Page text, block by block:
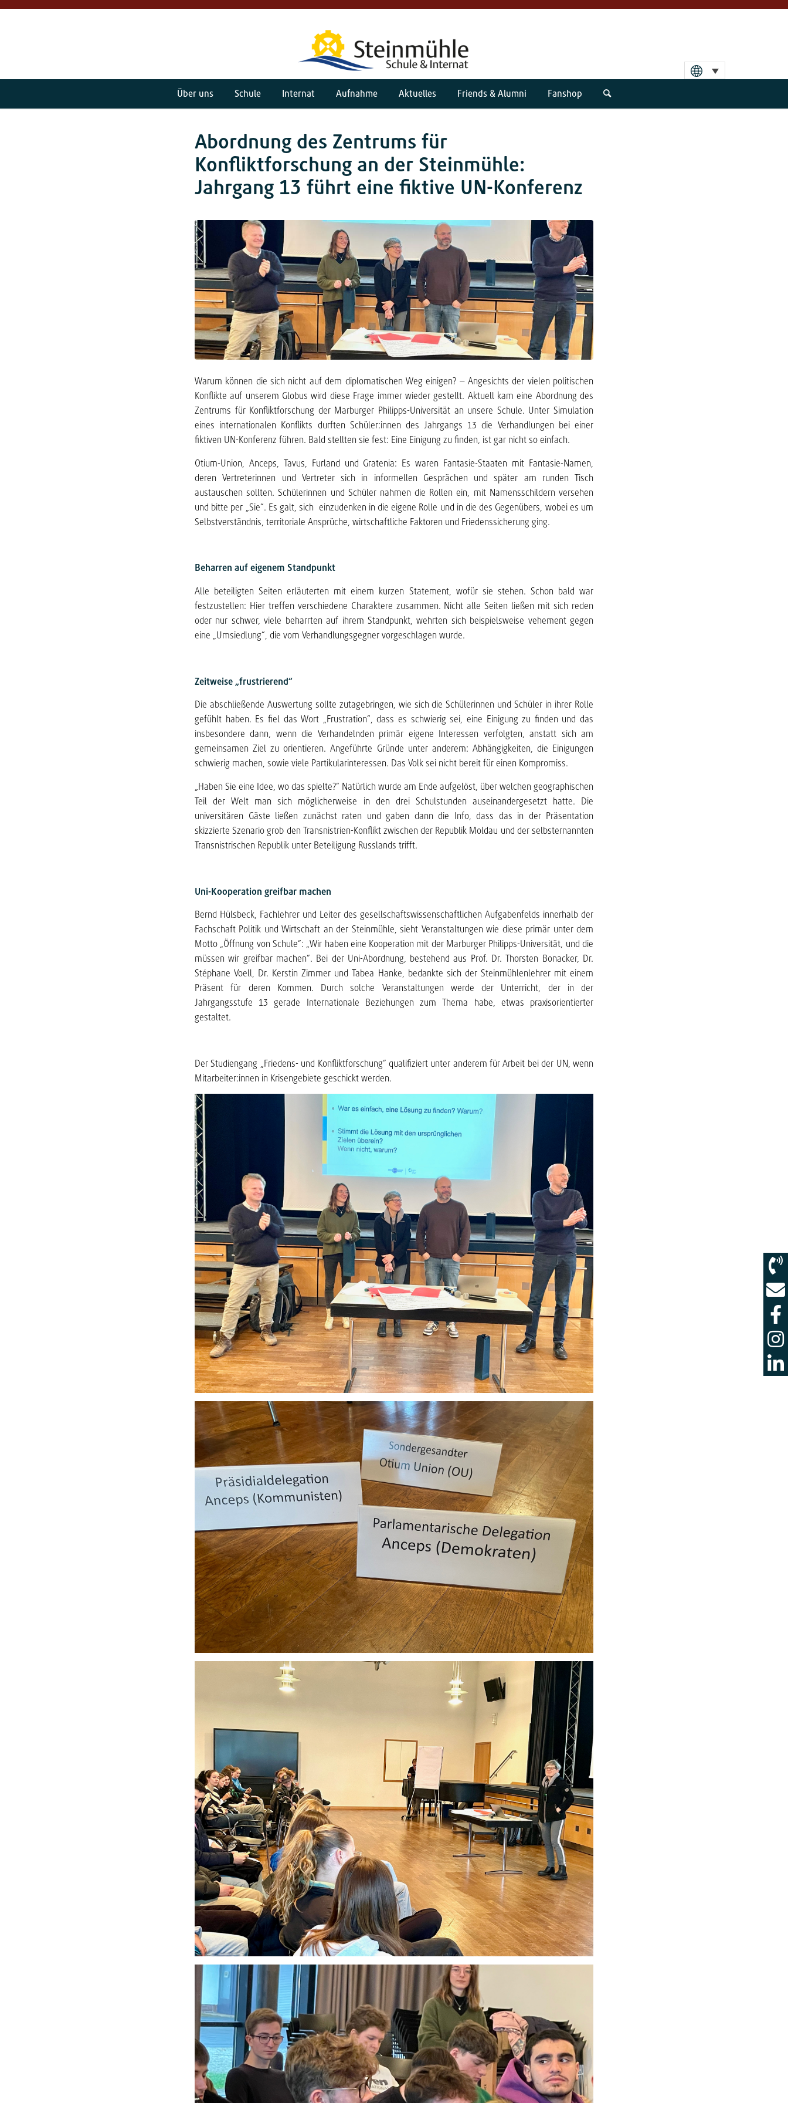
Über uns Schule Internat Aufnahme Aktuelles Friends & Alumni Fanshop
Abordnung des Zentrums für
Konfliktforschung an der Steinmühle:
Jahrgang 13 führt eine fiktive UN-Konferenz
Warum können die sich nicht auf dem diplomatischen Weg einigen? – Angesichts der vielen politischen
Konflikte auf unserem Globus wird diese Frage immer wieder gestellt. Aktuell kam eine Abordnung des
Zentrums für Konfliktforschung der Marburger Philipps-Universität an unsere Schule. Unter Simulation
eines internationalen Konflikts durften Schüler:innen des Jahrgangs 13 die Verhandlungen bei einer
fiktiven UN-Konferenz führen. Bald stellten sie fest: Eine Einigung zu finden, ist gar nicht so einfach.
Otium-Union, Anceps, Tavus, Furland und Gratenia: Es waren Fantasie-Staaten mit Fantasie-Namen,
deren Vertreterinnen und Vertreter sich in informellen Gesprächen und später am runden Tisch
austauschen sollten. Schülerinnen und Schüler nahmen die Rollen ein, mit Namensschildern versehen
und bitte per „Sie“. Es galt, sich einzudenken in die eigene Rolle und in die des Gegenübers, wobei es um
Selbstverständnis, territoriale Ansprüche, wirtschaftliche Faktoren und Friedenssicherung ging.
Beharren auf eigenem Standpunkt
Alle beteiligten Seiten erläuterten mit einem kurzen Statement, wofür sie stehen. Schon bald war
festzustellen: Hier treffen verschiedene Charaktere zusammen. Nicht alle Seiten ließen mit sich reden
oder nur schwer, viele beharrten auf ihrem Standpunkt, wehrten sich beispielsweise vehement gegen
eine „Umsiedlung“, die vom Verhandlungsgegner vorgeschlagen wurde.
Zeitweise „frustrierend“
Die abschließende Auswertung sollte zutagebringen, wie sich die Schülerinnen und Schüler in ihrer Rolle
gefühlt haben. Es fiel das Wort „Frustration“, dass es schwierig sei, eine Einigung zu finden und das
insbesondere dann, wenn die Verhandelnden primär eigene Interessen verfolgten, anstatt sich am
gemeinsamen Ziel zu orientieren. Angeführte Gründe unter anderem: Abhängigkeiten, die Einigungen
schwierig machen, sowie viele Partikularinteressen. Das Volk sei nicht bereit für einen Kompromiss.
„Haben Sie eine Idee, wo das spielte?“ Natürlich wurde am Ende aufgelöst, über welchen geographischen
Teil der Welt man sich möglicherweise in den drei Schulstunden auseinandergesetzt hatte. Die
universitären Gäste ließen zunächst raten und gaben dann die Info, dass das in der Präsentation
skizzierte Szenario grob den Transnistrien-Konflikt zwischen der Republik Moldau und der selbsternannten
Transnistrischen Republik unter Beteiligung Russlands trifft.
Uni-Kooperation greifbar machen
Bernd Hülsbeck, Fachlehrer und Leiter des gesellschaftswissenschaftlichen Aufgabenfelds innerhalb der
Fachschaft Politik und Wirtschaft an der Steinmühle, sieht Veranstaltungen wie diese primär unter dem
Motto „Öffnung von Schule“: „Wir haben eine Kooperation mit der Marburger Philipps-Universität, und die
müssen wir greifbar machen“. Bei der Uni-Abordnung, bestehend aus Prof. Dr. Thorsten Bonacker, Dr.
Stéphane Voell, Dr. Kerstin Zimmer und Tabea Hanke, bedankte sich der Steinmühlenlehrer mit einem
Präsent für deren Kommen. Durch solche Veranstaltungen werde der Unterricht, der in der
Jahrgangsstufe 13 gerade Internationale Beziehungen zum Thema habe, etwas praxisorientierter
gestaltet.
Der Studiengang „Friedens- und Konfliktforschung“ qualifiziert unter anderem für Arbeit bei der UN, wenn
Mitarbeiter:innen in Krisengebiete geschickt werden.